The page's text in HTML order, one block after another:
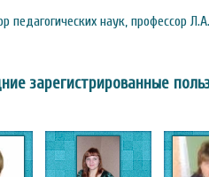
педагогических наук, профессор
зарегистрированные